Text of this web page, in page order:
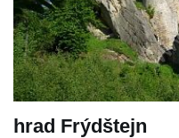
hrad Frýdštejn